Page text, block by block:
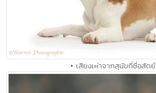
• เสียงเห่าจากสุนัขที่ซื่อสัตย์